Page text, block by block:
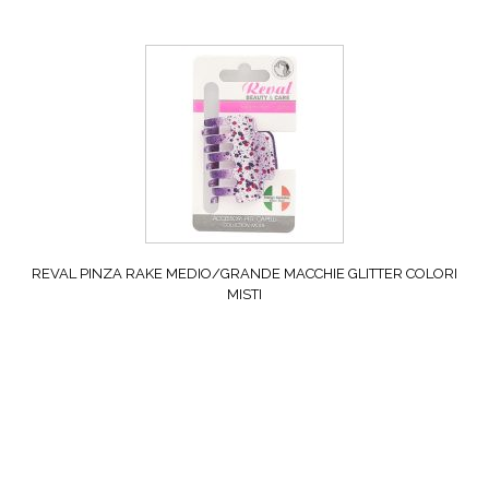
REVAL PINZA RAKE MEDIO/GRANDE MACCHIE GLITTER COLORI
MISTI